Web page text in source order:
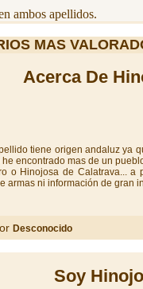
ambos apellidos.
MAS
Acerca De
tiene origen andaluz ya
encontrado mas de un
o Hinojosa de Calatrava... a
armas ni información de gran
Desconocido
Soy